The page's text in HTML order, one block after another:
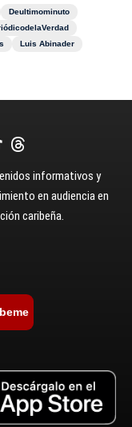
Deultimominuto
Luis Abinader
informativos y
en audiencia en
caribeña.